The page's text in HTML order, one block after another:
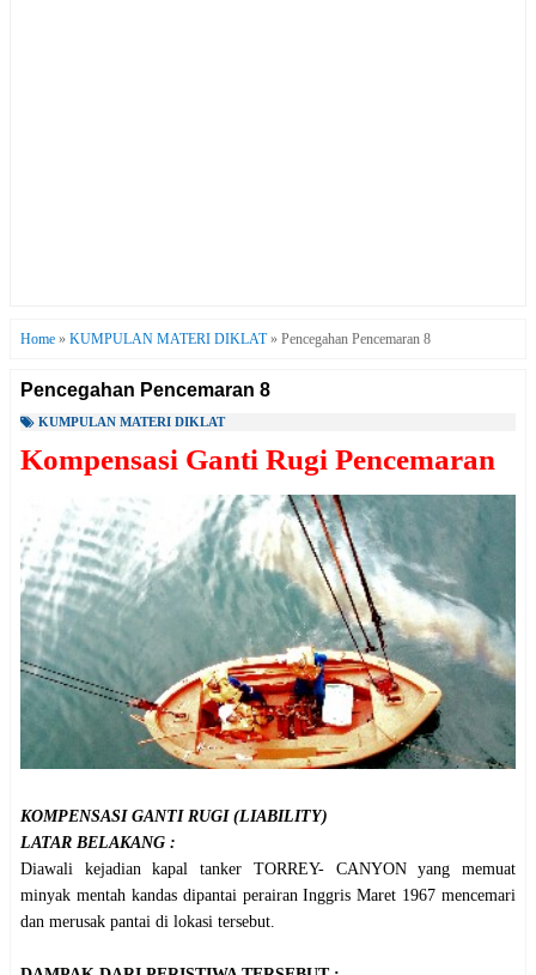
Home » KUMPULAN MATERI DIKLAT» Pencegahan Pencemaran 8
Pencegahan Pencemaran 8
KUMPULAN MATERI DIKLAT
Kompensasi Ganti Rugi Pencemaran
KOMPENSASI GANTI RUGI (LIABILITY)
LATAR BELAKANG :
Diawali kejadian kapal tanker TORREY- CANYON yang memuat
minyak mentah kandas dipantai perairan Inggris Maret 1967 mencemari
dan merusak pantai di lokasi tersebut.